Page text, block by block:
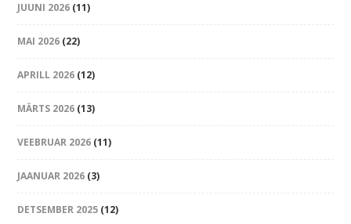
JUUNI 2026 (11)
MAI 2026 (22)
APRILL 2026 (12)
MÄRTS 2026 (13)
VEEBRUAR 2026 (11)
JAANUAR 2026 (3)
DETSEMBER 2025 (12)